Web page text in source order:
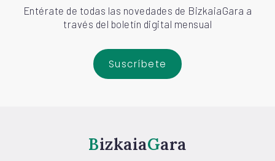
Entérate de todas las novedades de BizkaiaGara a
través del boletín digital mensual
Suscríbete
Bizkaia Gara